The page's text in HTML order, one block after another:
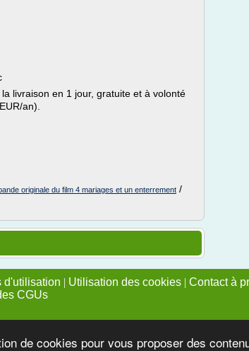
de cookies pour vous proposer des
livraison en 1 jour, gratuite et à volonté
an).
originale du film 4 mariages et un enterrement /
d'utilisation | Utilisation des cookies | Contact à
CGUs